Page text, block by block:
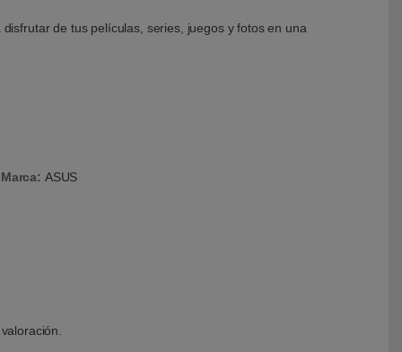
de tus películas, series, juegos y fotos en una
ASUS